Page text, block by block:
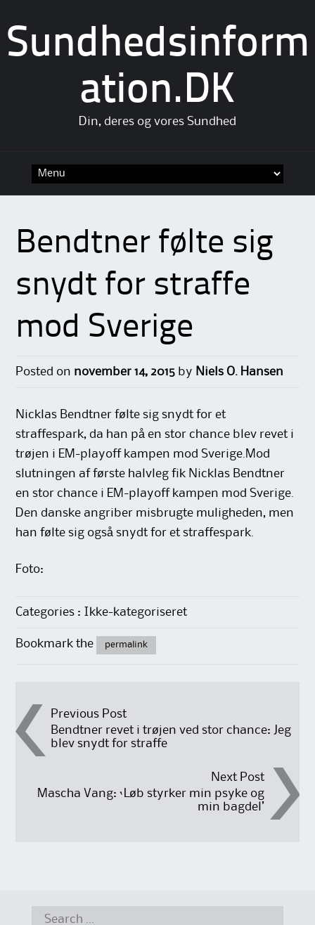
Sundhedsinform
ation.DK
Din, deres og vores Sundhed
Bendtner følte sig
snydt for straffe
mod Sverige
Posted on november 14, 2015 by Niels O. Hansen
Nicklas Bendtner følte sig snydt for et
straffespark, da han på en stor chance blev revet i
trøjen i EM-playoff kampen mod Sverige.Mod
slutningen af første halvleg fik Nicklas Bendtner
en stor chance i EM-playoff kampen mod Sverige.
Den danske angriber misbrugte muligheden, men
han følte sig også snydt for et straffespark.
Foto:
Categories : Ikke-kategoriseret
Bookmark the permalink
Post
navigation
Previous Post
Bendtner revet i trøjen ved stor chance: Jeg
blev snydt for straffe
Next Post
Mascha Vang: ‘Løb styrker min psyke og
min bagdel’
Search